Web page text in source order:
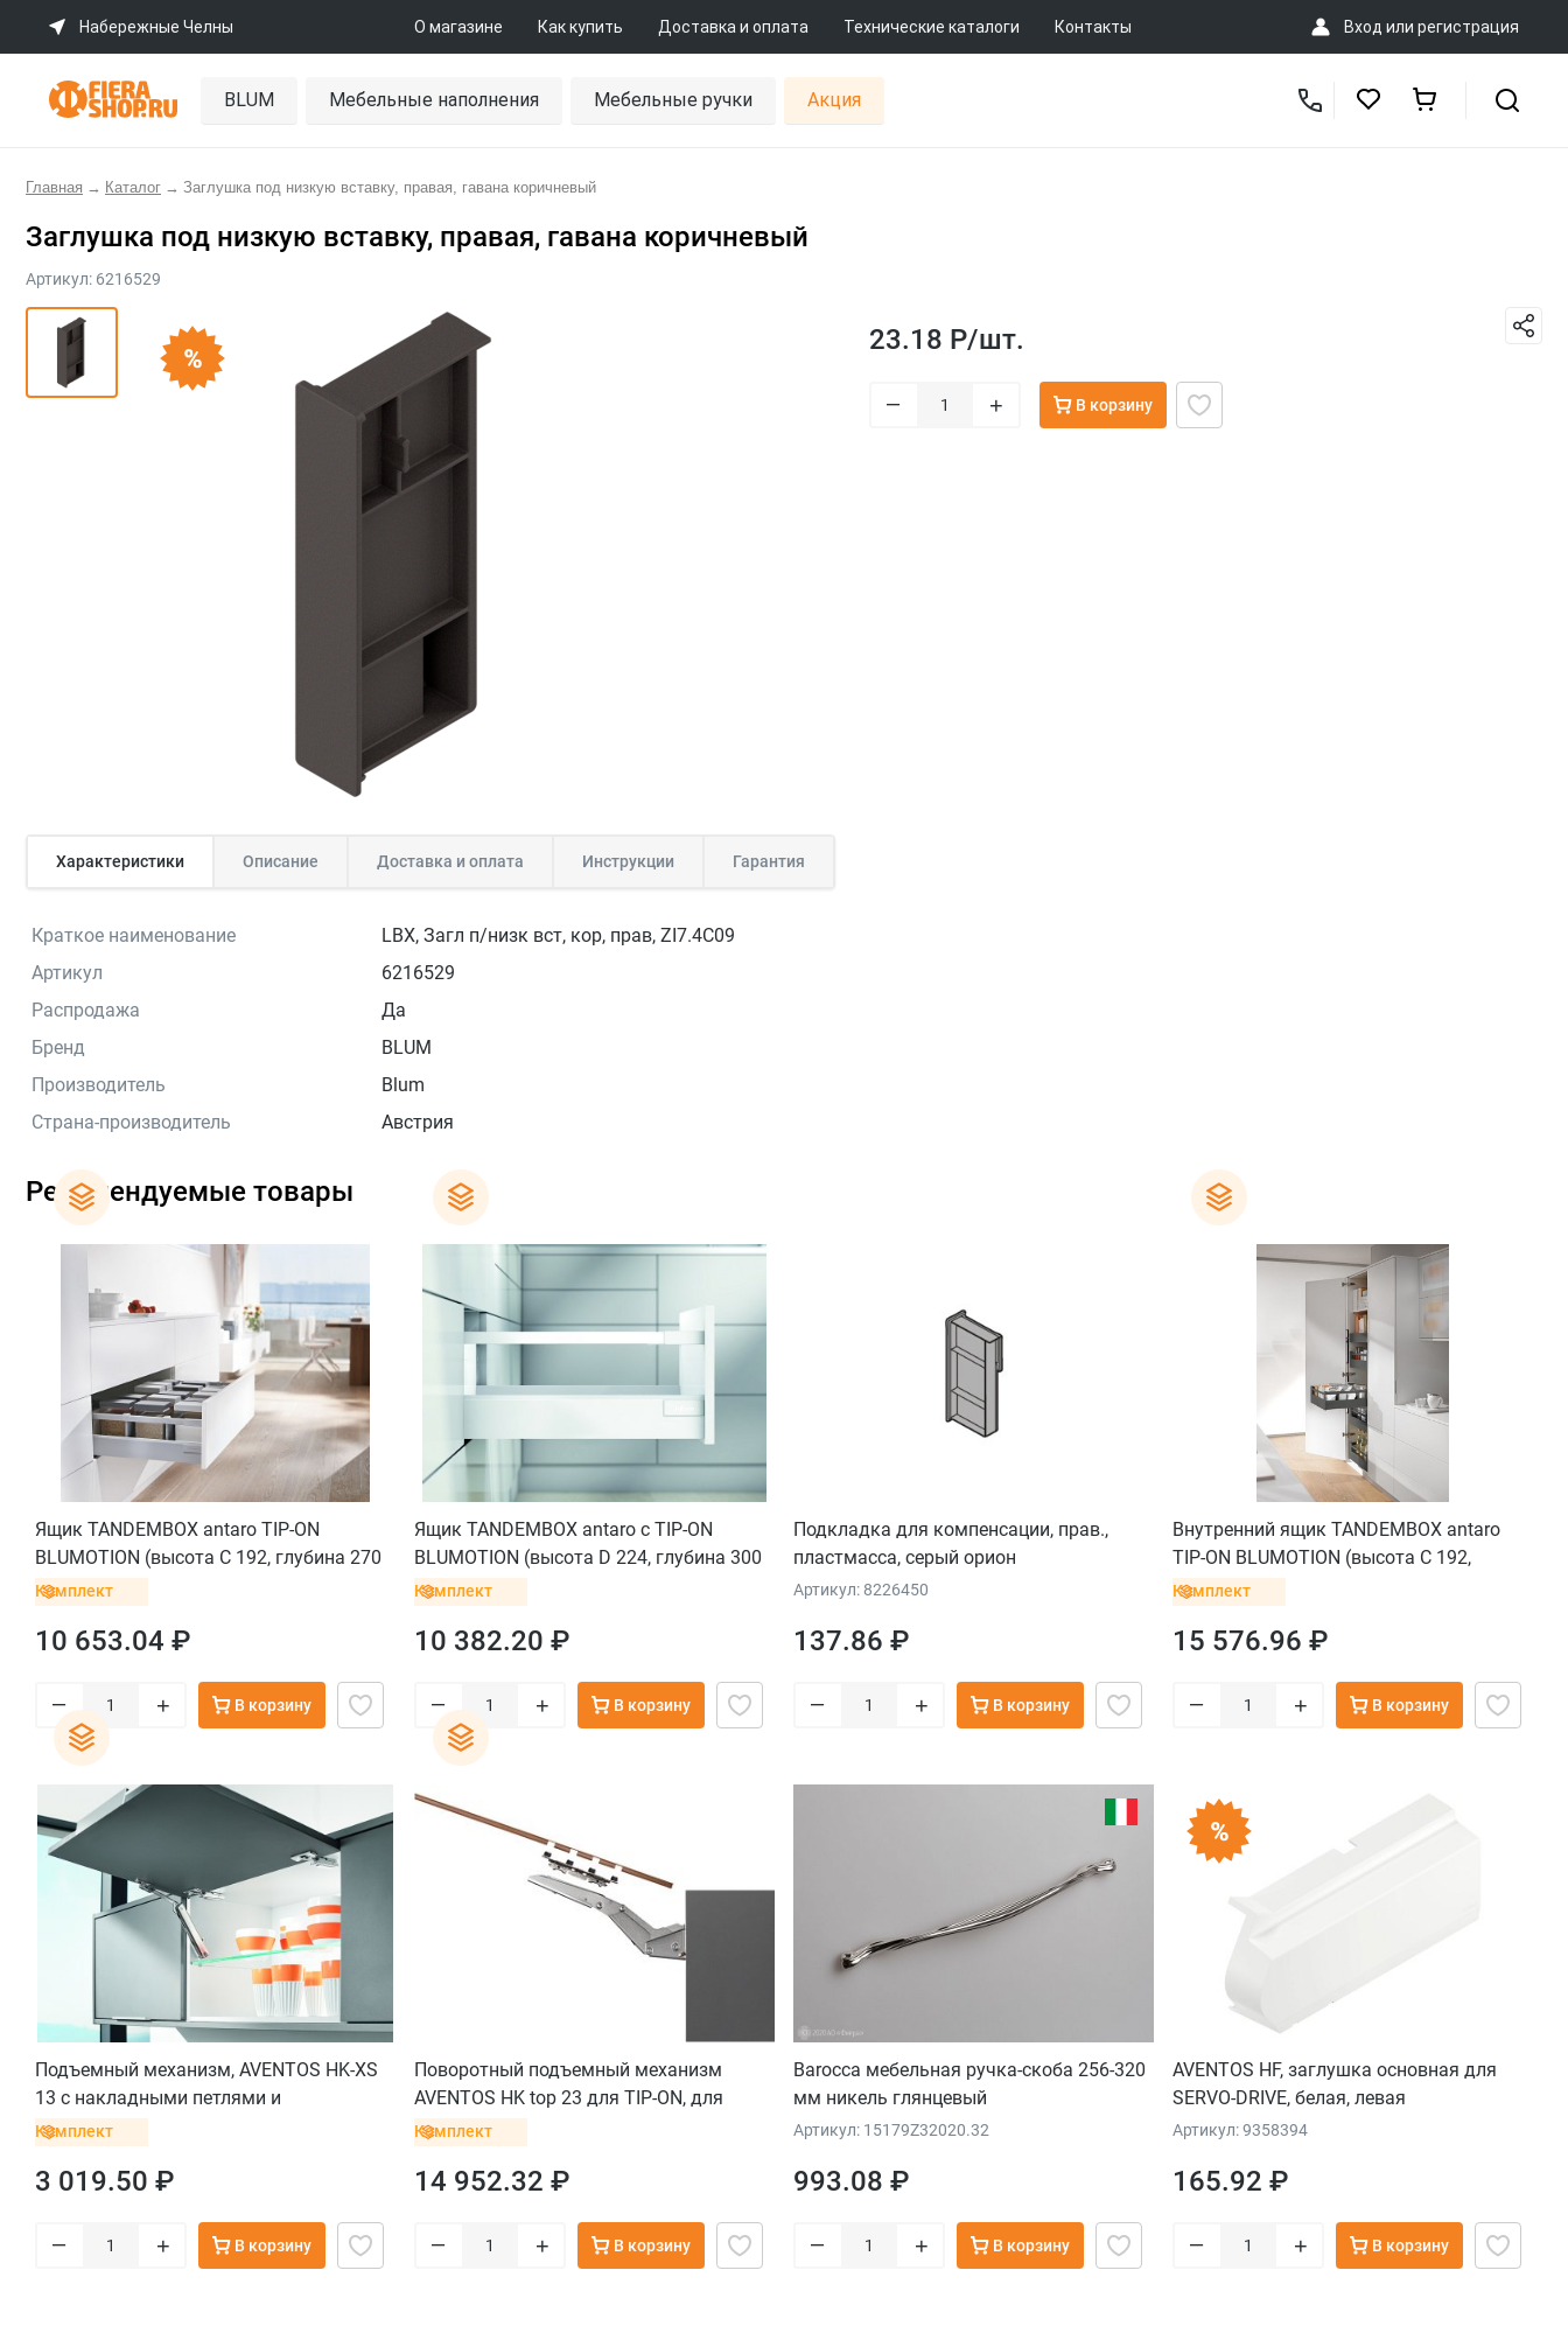
Набережные Челны О магазине Как купить Доставка и оплата Технические каталоги Контакты Вход или регистрация
BLUM Мебельные наполнения Мебельные ручки Акция
Главная → Каталог → Заглушка под низкую вставку, правая, гавана коричневый
Заглушка под низкую вставку, правая, гавана коричневый
Артикул: 6216529
23.18 Р/шт.
– + В корзину
Характеристики Описание Доставка и оплата Инструкции Гарантия
Краткое наименование
LBX, Загл п/низк вст, кор, прав, ZI7.4C09
Артикул
6216529
Распродажа
Да
Бренд
BLUM
Производитель
Blum
Страна-производитель
Австрия
Рекомендуемые товары
Ящик TANDEMBOX antaro TIP-ON
BLUMOTION (высота C 192, глубина 270
мм, до 10 кг), крепление саморез, серый
Комплект
10 653.04 ₽
– + В корзину
Ящик TANDEMBOX antaro с TIP-ON
BLUMOTION (высота D 224, глубина 300
мм, вес ящика до 10 кг), крепление под
саморезы, белый
Комплект
10 382.20 ₽
– + В корзину
Подкладка для компенсации, прав.,
пластмасса, серый орион
Артикул: 8226450
137.86 ₽
– + В корзину
Внутренний ящик TANDEMBOX antaro
TIP-ON BLUMOTION (высота C 192,
глубина 300 мм, до 10 кг), серый орион
Комплект
15 576.96 ₽
– + В корзину
Подъемный механизм, AVENTOS HK-XS
13 с накладными петлями и
крестообразными ответными планками
с винтом
Комплект
3 019.50 ₽
– + В корзину
Поворотный подъемный механизм
AVENTOS HK top 23 для TIP-ON, для
тонких фасадов, серый, саморез
Комплект
14 952.32 ₽
– + В корзину
Barocca мебельная ручка-скоба 256-320
мм никель глянцевый
Артикул: 15179Z32020.32
993.08 ₽
– + В корзину
AVENTOS HF, заглушка основная для
SERVO-DRIVE, белая, левая
Артикул: 9358394
165.92 ₽
– + В корзину